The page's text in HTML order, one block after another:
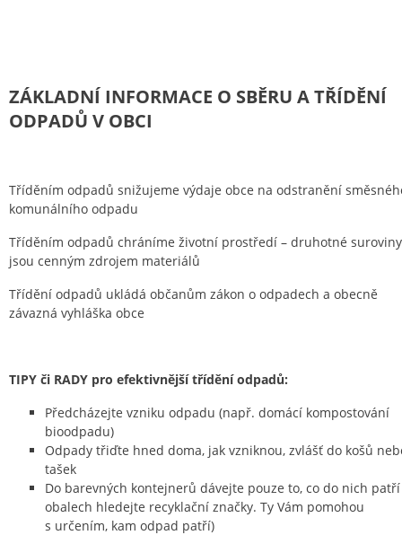
ZÁKLADNÍ INFORMACE O SBĚRU A TŘÍDĚNÍ
ODPADŮ V OBCI
Tříděním odpadů snižujeme výdaje obce na odstranění
komunálního odpadu
Tříděním odpadů chráníme životní prostředí – druhotné suroviny
jsou cenným zdrojem materiálů
Třídění odpadů ukládá občanům zákon o odpadech a obecně
závazná vyhláška obce
TIPY či RADY pro efektivnější třídění odpadů:
Předcházejte vzniku odpadu (např. domácí kompostování
bioodpadu)
Odpady třiďte hned doma, jak vzniknou, zvlášť do košů
tašek
Do barevných kontejnerů dávejte pouze to, co do nich
obalech hledejte recyklační značky. Ty Vám pomohou
s určením, kam odpad patří)